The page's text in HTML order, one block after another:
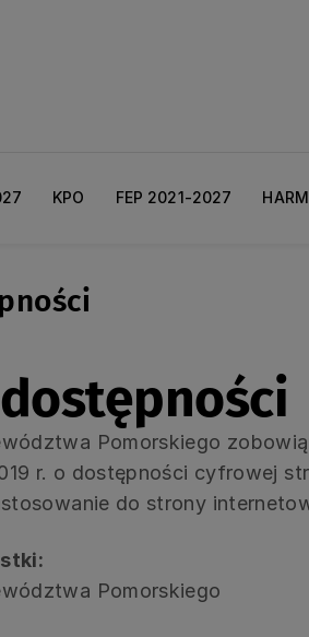
KPO FEP 2021-2027
Pomorskiego
r. o dostępności cyfrowej
do strony
Pomorskiego